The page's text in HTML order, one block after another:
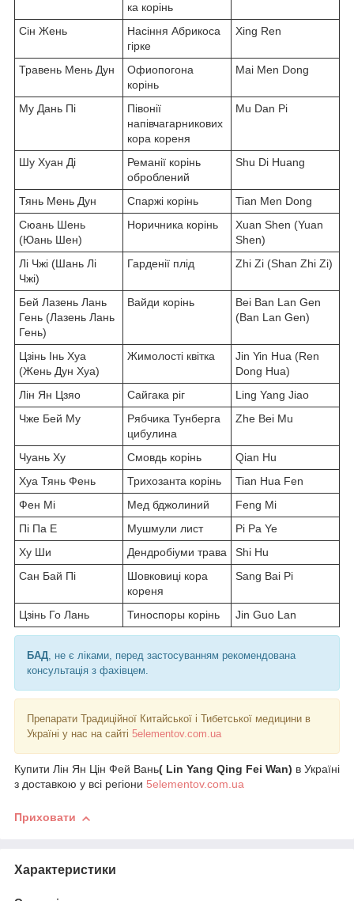
ка корінь
Сін Жень
Насіння Абрикоса
гірке
Xing Ren
Травень Мень Дун
Офиопогона
корінь
Mai Men Dong
Му Дань Пі
Півонії
напівчагарникових
кора кореня
Mu Dan Pi
Шу Хуан Ді
Реманії корінь
оброблений
Shu Di Huang
Тянь Мень Дун Спаржі корінь
Tian Men Dong
Сюань Шень
(Юань Шен)
Норичника корінь
Xuan Shen (Yuan
Shen)
Лі Чжі (Шань Лі
Чжі)
Гарденії плід Zhi Zi (Shan Zhi Zi)
Бей Лазень Лань
Гень (Лазень Лань
Гень)
Вайди корінь
Bei Ban Lan Gen
(Ban Lan Gen)
Цзінь Інь Хуа
(Жень Дун Хуа)
Жимолості квітка
Jin Yin Hua (Ren
Dong Hua)
Лін Ян Цзяо
Сайгака ріг
Ling Yang Jiao
Чже Бей Му
Рябчика Тунберга
цибулина
Zhe Bei Mu
Чуань Ху Смовдь корінь
Qian Hu
Хуа Тянь Фень
Трихозанта корінь
Tian Hua Fen
Фен Мі
Мед бджолиний
Feng Mi
Пі Па Е
Мушмули лист
Pi Pa Ye
Ху Ши
Дендробіуми трава
Shi Hu
Сан Бай Пі
Шовковиці кора
кореня
Sang Bai Pi
Цзінь Го Лань Тиноспоры корінь Jin Guo Lan
БАД, не є ліками, перед застосуванням рекомендована
консультація з фахівцем.
Препарати Традиційної Китайської і Тибетської медицини в
Україні у нас на сайті 5elementov.com.ua
Купити Лін Ян Цін Фей Вань( Lin Yang Qing Fei Wan) в Україні
з доставкою у всі регіони 5elementov.com.ua
Приховати
Характеристики